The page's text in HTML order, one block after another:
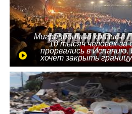
Миграционный кризис в
10 тысяч человек за
прорвались в
хочет закрыть